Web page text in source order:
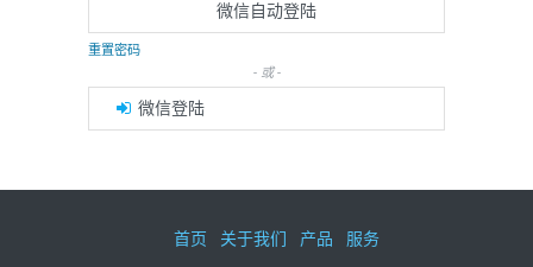
微信自动登陆
重置密码
- 或 -
微信登陆
首页 关于我们 产品 服务